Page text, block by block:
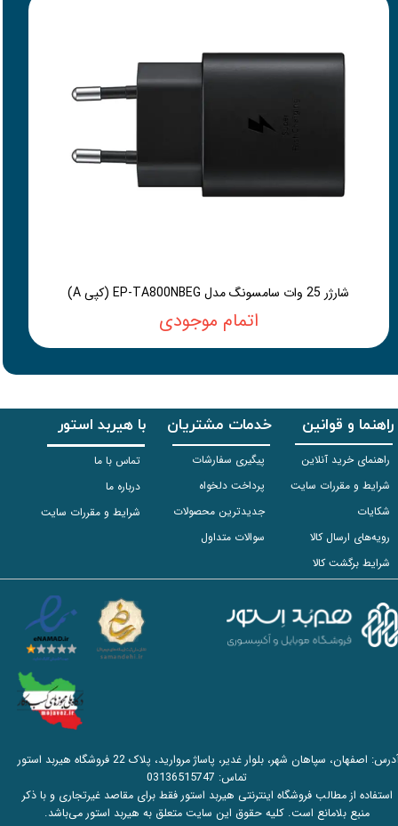
شارژر 25 وات سامسونگ مدل EP-TA800NBEG (کپی A)
اتمام موجودی
راهنما و قوانین
راهنمای خرید آنلاین
شرایط و مقررات سایت
شکایات
رویه‌های ارسال کالا
شرایط برگشت کالا
خدمات مشتریان
پیگیری سفارشات
پرداخت دلخواه
جدیدترین محصولات
سوالات متداول
با هیربد استور
تماس با ما
درباره ما
شرایط و مقررات سایت
آدرس: اصفهان، سپاهان شهر، بلوار غدیر، پاساژ مروارید، پلاک 22 فروشگاه هیربد استور
تماس: 03136515747
استفاده از مطالب فروشگاه اینترنتی هیربد استور فقط برای مقاصد غیرتجاری و با ذکر
منبع بلامانع است. کلیه حقوق این سایت متعلق به هیربد استور می‌باشد.​​​​​​​